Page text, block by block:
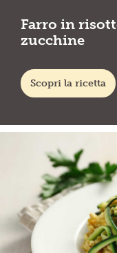
Farro in
zucchine
Scopri la ricetta